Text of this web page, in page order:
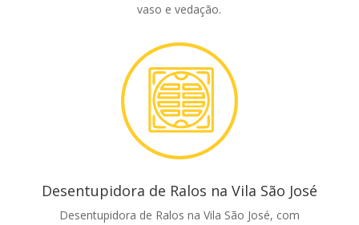
vaso e vedação.
Desentupidora de Ralos na Vila São José
Desentupidora de Ralos na Vila São José, com